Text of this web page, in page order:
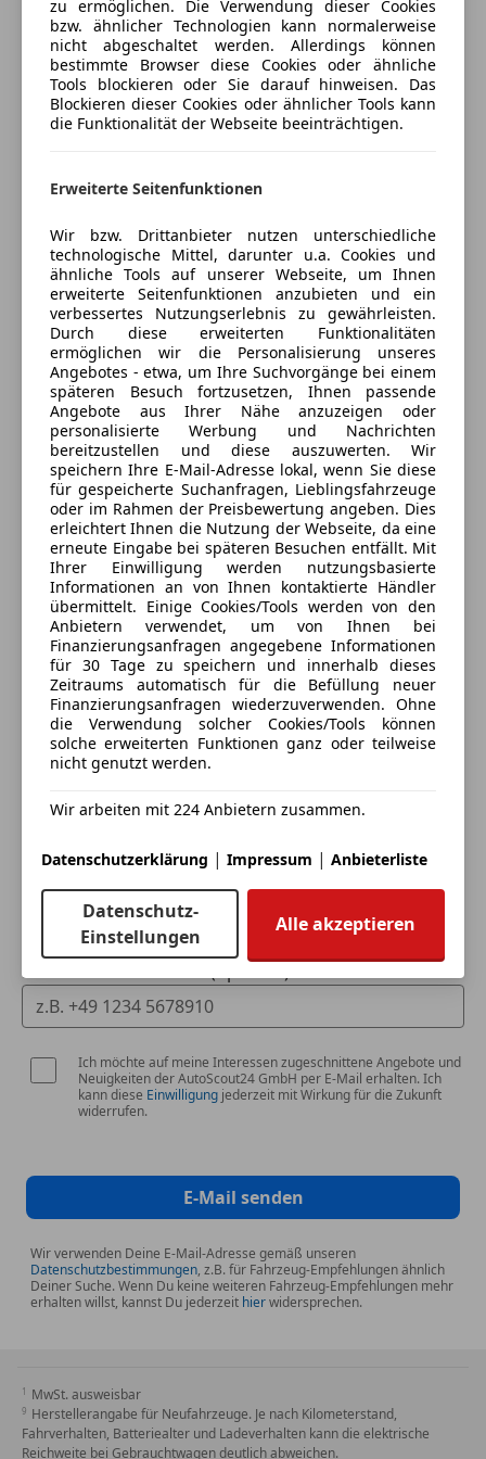
Unterhaltung/Media
Android Auto
Apple CarPlay
Bluetooth
Freisprecheinrichtung
MP3
Musikstreaming integriert
Radio
Soundsystem
USB
Volldigitales Kombiinstrument
W-Lan / Wifi Hotspot
Sicherheit
ABS
Abstandstempomat
Abstandswarner
Airbag hinten
Alarmanlage
Beifahrerairbag
Blendfreies Fernlicht
ESP
Fahrerairbag
Fernlichtassistent
Geschwindigkeits-begrenzungsanlage
Kopfairbag
LED-Tagfahrlicht
Nebelscheinwerfer
Notbremsassistent
Notrufsystem
Reifendruckkontrollsystem
Seitenairbag
Servolenkung
Spurhalteassistent
Tagfahrlicht
Totwinkel-Assistent
Traktionskontrolle
Wegfahrsperre
Zentralverriegelung mit Funkfernbedienung
Extras
Alufelgen (20")
Ambientebeleuchtung
Katalysator
Markise
Pannenkit
Deaktivierung Schließrückmeldung über Fanfare
Diesel-Abgasreinigungsanlage BlueTEC inklusive
AdBlue® Behälter
Dieselpartikelfilter
Digitales Extra: 7 Jahre kostenfreie Karten-Updates
Digitales Extra: MBUX Live Traffic Information
Digitales Extra: Smartphone Integration
Digitales Extra: Verkehrszeichen-Assistent
Digitales Extra: Vorrüstung für Navigationsdienste
Digitales Extra: Vorrüstung für Remote- und
Navigationsdienste
Digitales Radio
Doppelte Sonnenblenden
Easy-Pack Heckklappe
Einbruch- und Diebstahlwarnanlage mit Vorrüstung
für Kollisionserkennung
Erweitertes automatisches Wiederanfahren im Stau
EXCLUSIVE Interieur
Fahrassistenz-Paket
Fahrersitz elektrisch einstellbar mit Memory-Funktion
Fondgurt-Statusanzeige im Instrumenten-Display
Getriebe Hybrid
GPS-Antenne
GUARD 360° Fahrzeugschutz Plus mit Digitalen Extras
Hands-Free Access
Head-Up Display
i-Size Kindersitzbefestigung
abblendend
Innenhimmel Stoff kristallgrau
Instrumententafel und Bordkanten der Türen in
Ledernachbildung ARTICO
Keyless-Go
Keyless-Go Komfort Paket
Klimatisierungsautomatik THERMATIC
Ausstattungen: Kältemittel 1234yf
Ladedose
Ladegutbefestigung
Ladekabel bis 1,8 kW für Haushaltssteckdose, 5m,
5m, glatt
Lenkradheizung
MBUX Interieur-Assistent
MBUX Multimediasystem
Memory-Paket
für mobile Endgeräte (Code
Multibeam LED
Multifunktions-Sportlenkrad in Leder Nappa
Auto einfach online versichern & Rabatt holen
Jetzt berechnen
Verkäufer Privat
1120 Wien, AT
Kontakt
Anbieter kontaktieren
Deine Nachricht
3 ähnliche Fahrzeuge gefunden
Ich erlaube den Händlern dieser
Fahrzeuge mich zu kontaktieren.
Dein Name
Deine Telefonnummer (optional)
Ich möchte auf meine Interessen zugeschnittene Angebote und
Neuigkeiten der AutoScout24 GmbH per E-Mail erhalten. Ich
kann diese Einwilligung jederzeit mit Wirkung für die Zukunft
widerrufen.
E-Mail senden
Wir verwenden Deine E-Mail-Adresse gemäß unseren
Datenschutzbestimmungen, z.B. für Fahrzeug-Empfehlungen ähnlich
Deiner Suche. Wenn Du keine weiteren Fahrzeug-Empfehlungen mehr
erhalten willst, kannst Du jederzeit hierwidersprechen.
MwSt. ausweisbar
Herstellerangabe für Neufahrzeuge. Je nach Kilometerstand,
Fahrverhalten, Batteriealter und Ladeverhalten kann die elektrische
Reichweite bei Gebrauchtwagen deutlich abweichen.
zu ermöglichen. Die Verwendung dieser Cookies
bzw. ähnlicher Technologien kann normalerweise
nicht abgeschaltet werden. Allerdings können
bestimmte Browser diese Cookies oder ähnliche
Tools blockieren oder Sie darauf hinweisen. Das
Blockieren dieser Cookies oder ähnlicher Tools kann
die Funktionalität der Webseite beeinträchtigen.
Erweiterte Seitenfunktionen
Wir bzw. Drittanbieter nutzen unterschiedliche
technologische Mittel, darunter u.a. Cookies und
ähnliche Tools auf unserer Webseite, um Ihnen
erweiterte Seitenfunktionen anzubieten und ein
verbessertes Nutzungserlebnis zu gewährleisten.
Durch diese erweiterten Funktionalitäten
ermöglichen wir die Personalisierung unseres
Angebotes - etwa, um Ihre Suchvorgänge bei einem
späteren Besuch fortzusetzen, Ihnen passende
Angebote aus Ihrer Nähe anzuzeigen oder
personalisierte Werbung und Nachrichten
bereitzustellen und diese auszuwerten. Wir
speichern Ihre E-Mail-Adresse lokal, wenn Sie diese
für gespeicherte Suchanfragen, Lieblingsfahrzeuge
oder im Rahmen der Preisbewertung angeben. Dies
erleichtert Ihnen die Nutzung der Webseite, da eine
erneute Eingabe bei späteren Besuchen entfällt. Mit
Ihrer Einwilligung werden nutzungsbasierte
Informationen an von Ihnen kontaktierte Händler
übermittelt. Einige Cookies/Tools werden von den
Anbietern verwendet, um von Ihnen bei
Finanzierungsanfragen angegebene Informationen
für 30 Tage zu speichern und innerhalb dieses
Zeitraums automatisch für die Befüllung neuer
Finanzierungsanfragen wiederzuverwenden. Ohne
die Verwendung solcher Cookies/Tools können
solche erweiterten Funktionen ganz oder teilweise
nicht genutzt werden.
Wir arbeiten mit 224 Anbietern zusammen.
Datenschutzerklärung | Impressum | Anbieterliste
Datenschutz-
Einstellungen
Alle akzeptieren